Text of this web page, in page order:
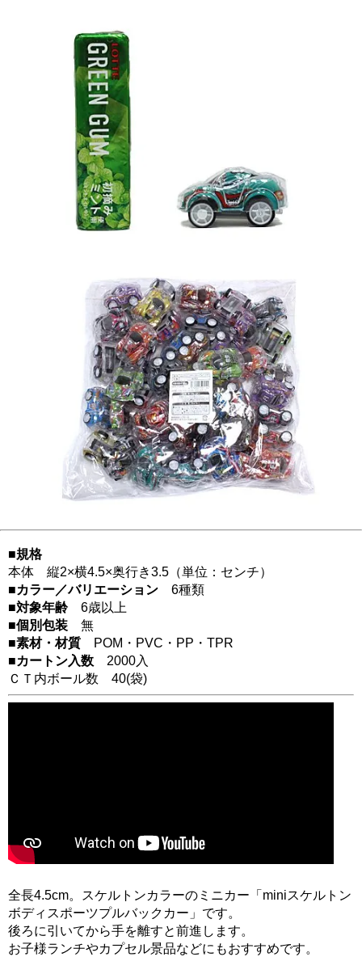
■規格
本体 縦2×横4.5×奥行き3.5（単位：センチ）
■カラー／バリエーション 6種類
■対象年齢 6歳以上
■個別包装 無
■素材・材質 POM・PVC・PP・TPR
■カートン入数 2000入
ＣＴ内ボール数 40(袋)
全長4.5cm。スケルトンカラーのミニカー「miniスケルトン
ボディスポーツプルバックカー」です。
後ろに引いてから手を離すと前進します。
お子様ランチやカプセル景品などにもおすすめです。